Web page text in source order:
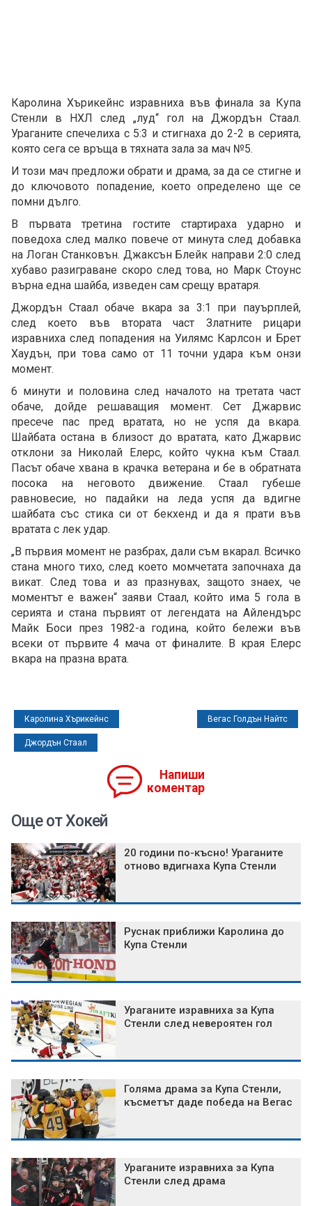
Каролина Хърикейнс изравниха във финала за Купа
Стенли в НХЛ след „луд“ гол на Джордън Стаал.
Ураганите спечелиха с 5:3 и стигнаха до 2-2 в серията,
която сега се връща в тяхната зала за мач №5.
И този мач предложи обрати и драма, за да се стигне и
до ключовото попадение, което определено ще се
помни дълго.
В първата третина гостите стартираха ударно и
поведоха след малко повече от минута след добавка
на Логан Станковън. Джаксън Блейк направи 2:0 след
хубаво разиграване скоро след това, но Марк Стоунс
върна една шайба, изведен сам срещу вратаря.
Джордън Стаал обаче вкара за 3:1 при пауърплей,
след което във втората част Златните рицари
изравниха след попадения на Уилямс Карлсон и Брет
Хаудън, при това само от 11 точни удара към онзи
момент.
6 минути и половина след началото на третата част
обаче, дойде решаващия момент. Сет Джарвис
пресече пас пред вратата, но не успя да вкара.
Шайбата остана в близост до вратата, като Джарвис
отклони за Николай Елерс, който чукна към Стаал.
Пасът обаче хвана в крачка ветерана и бе в обратната
посока на неговото движение. Стаал губеше
равновесие, но падайки на леда успя да вдигне
шайбата със стика си от бекхенд и да я прати във
вратата с лек удар.
„В първия момент не разбрах, дали съм вкарал. Всичко
стана много тихо, след което момчетата започнаха да
викат. След това и аз празнувах, защото знаех, че
моментът е важен“ заяви Стаал, който има 5 гола в
серията и стана първият от легендата на Айлендърс
Майк Боси през 1982-а година, който бележи във
всеки от първите 4 мача от финалите. В края Елерс
вкара на празна врата.
Каролина Хърикейнс Вегас Голдън Найтс
Джордън Стаал
Напиши
коментар
Още от Хокей
20 години по-късно! Ураганите
отново вдигнаха Купа Стенли
Руснак приближи Каролина до
Купа Стенли
Ураганите изравниха за Купа
Стенли след невероятен гол
Голяма драма за Купа Стенли,
късметът даде победа на Вегас
Ураганите изравниха за Купа
Стенли след драма